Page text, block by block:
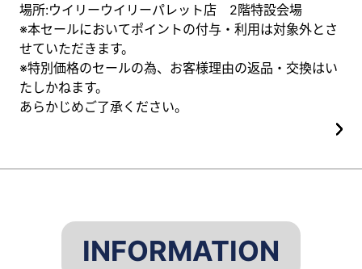
場所:ウイリーウイリーパレット店 2階特設会場
※本セールにおいてポイントの付与・利用は対象外とさ
せていただきます。
※特別価格のセールの為、お客様理由の返品・交換はい
たしかねます。
あらかじめご了承ください。
INFORMATION